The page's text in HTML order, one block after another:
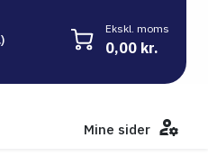
0,00 kr.
Ekskl. moms
Mine sider